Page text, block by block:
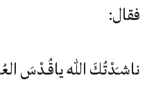
فقال:
ناشـَدْتُكَ اللهَ ياقُـدْسَ